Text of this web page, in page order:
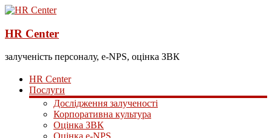
HR Center
залученість персоналу, e-NPS, оцінка ЗВК
HR Center
Послуги
Дослідження залученості
Корпоративна культура
Оцінка ЗВК